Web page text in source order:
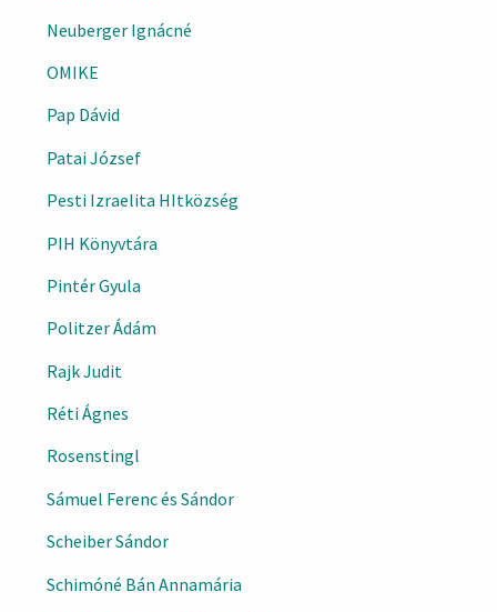
Neuberger Ignácné
OMIKE
Pap Dávid
Patai József
Pesti Izraelita HItközség
PIH Könyvtára
Pintér Gyula
Politzer Ádám
Rajk Judit
Réti Ágnes
Rosenstingl
Sámuel Ferenc és Sándor
Scheiber Sándor
Schimóné Bán Annamária